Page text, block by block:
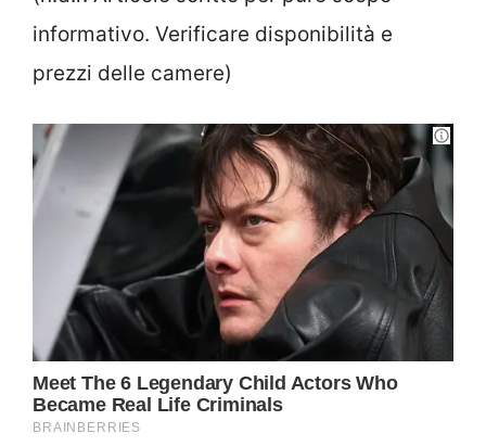
informativo. Verificare disponibilità e
prezzi delle camere)